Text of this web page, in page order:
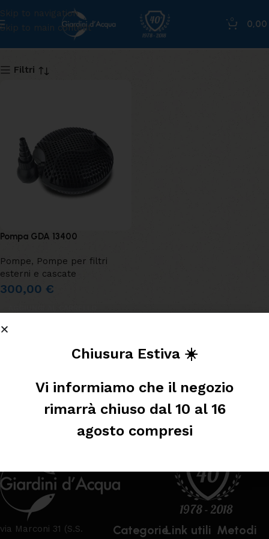
Skip to navigation
Skip to main content
0 0,00
13400
Filtri
Pompa GDA 13400
Pompe, Pompe per filtri
esterni e cascate
300,00 €
Leggi tutto
via Marconi 31 (S.S.
CategorieLink utili Metodi
Chiusura Estiva ☀️
Vi informiamo che il negozio
rimarrà chiuso dal 10 al 16
agosto compresi